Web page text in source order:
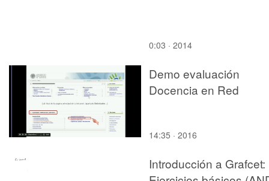
0:03 · 2014
Demo evaluación
Docencia en Red
14:35 · 2016
Introducción a Grafcet: